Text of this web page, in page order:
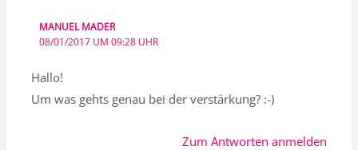
MANUEL MADER
08/01/2017 UM 09:28 UHR
Hallo!
Um was gehts genau bei der verstärkung? :-)
Zum Antworten anmelden